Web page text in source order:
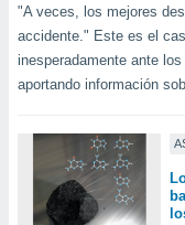
"A veces, los mejores
accidente." Este es el
inesperadamente ante
aportando información